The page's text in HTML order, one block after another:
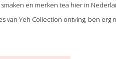
en merken tea hier in
van Yeh Collection ontving, ben erg